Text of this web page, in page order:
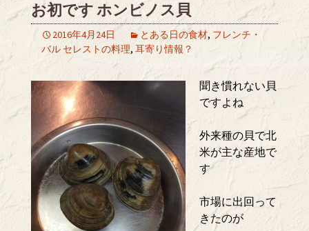
お初です ホンビノス貝
2016年4月24日 とある日の食材, フレンチ・
バル セレストの料理, 耳寄り情報？
聞き慣れない貝
ですよね
外来種の貝で北
米が主な産地で
す
市場に出回って
きたのが